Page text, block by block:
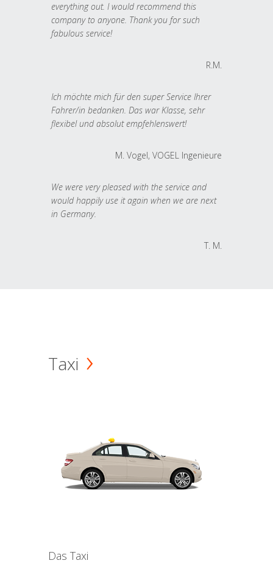
everything out. I would recommend this
company to anyone. Thank you for such
fabulous service!
R.M.
Ich möchte mich für den super Service Ihrer
Fahrer/in bedanken. Das war Klasse, sehr
flexibel und absolut empfehlenswert!
M. Vogel, VOGEL Ingenieure
We were very pleased with the service and
would happily use it again when we are next
in Germany.
T. M.
Taxi
Das Taxi